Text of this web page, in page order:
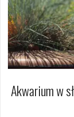
Akwarium w